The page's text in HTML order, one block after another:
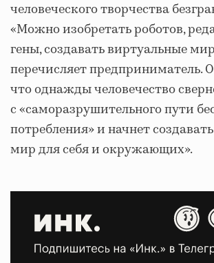
человеческого творчества
«Можно изобретать роботов,
гены, создавать виртуальные
перечисляет предприниматель.
что однажды человечество
с «саморазрушительного пути
потребления» и начнет
мир для себя и окружающих».